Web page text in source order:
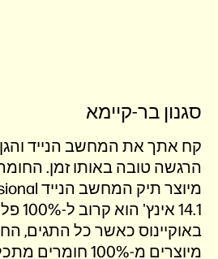
סגנון בר-קיימא
קח אתך את המחשב הנייד והגן
הרגשה טובה באותו זמן.
14.1
באוקיינוס ​כאשר כל התגים,
מיוצרים מ-100% חומרים מתכלים